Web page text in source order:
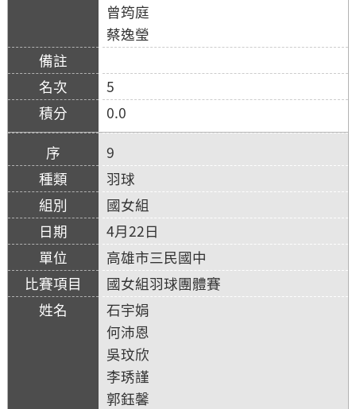
曾筠庭
蔡逸瑩
5
0.0
9
羽球
國女組
4月22日
高雄市三民國中
國女組羽球團體賽
石宇娟
何沛恩
吳玟欣
李琇謹
郭鈺馨